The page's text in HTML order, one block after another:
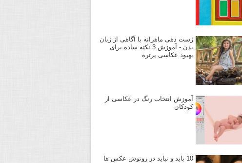
ژست دهی ماهرانه با آگاهی از زبان
بدن - آموزش 3 نکته ساده برای
بهبود عکاسی پرتره
آموزش انتخاب رنگ در عکاسی از
کودکان
10 باید و نباید در روتوش عکس ها